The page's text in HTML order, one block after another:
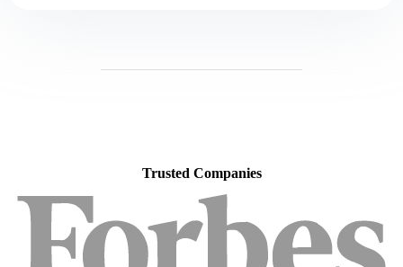
Trusted Companies